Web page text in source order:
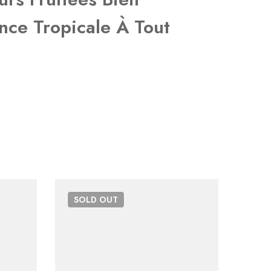
Tropicale À Tout
SOLD OUT